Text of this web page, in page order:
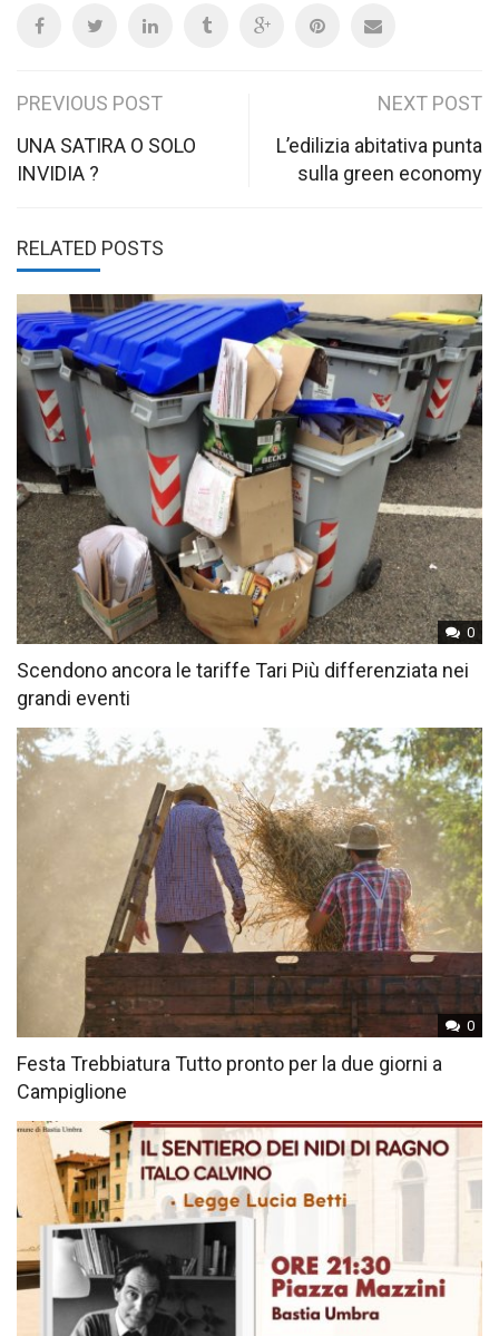
Post
navigation
PREVIOUS POST
UNA SATIRA O SOLO
INVIDIA ?
NEXT POST
L’edilizia abitativa punta
sulla green economy
RELATED POSTS
0
Scendono ancora le tariffe Tari Più differenziata nei
grandi eventi
0
Festa Trebbiatura Tutto pronto per la due giorni a
Campiglione